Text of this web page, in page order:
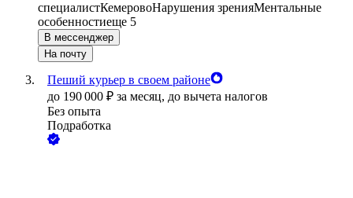
специалистКемеровоНарушения зренияМентальные
особенностиеще 5
В мессенджер
На почту
Пеший курьер в своем районе
до 190 000 ₽ за месяц, до вычета налогов
Без опыта
Подработка